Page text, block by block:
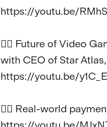
https://youtu.be/
👉🏼 Future of Video
with CEO of Star
https://youtu.be/
👉🏼 Real-world